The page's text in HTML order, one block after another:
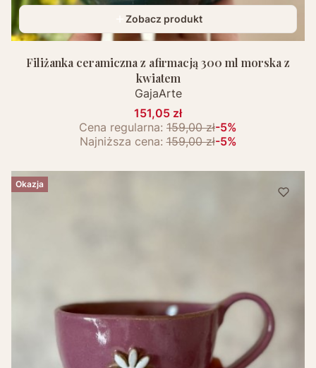
Zobacz produkt
Filiżanka ceramiczna z afirmacją 300 ml morska z
kwiatem
GajaArte
151,05 zł
Cena regularna: 159,00 zł-5%
Najniższa cena: 159,00 zł-5%
Okazja